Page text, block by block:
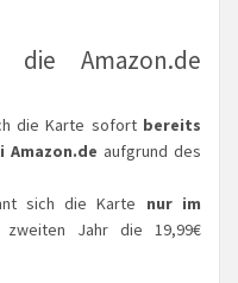
Amazon.de
die Karte sofort bereits
aufgrund des
sich die Karte nur im
Jahr die 19,99€